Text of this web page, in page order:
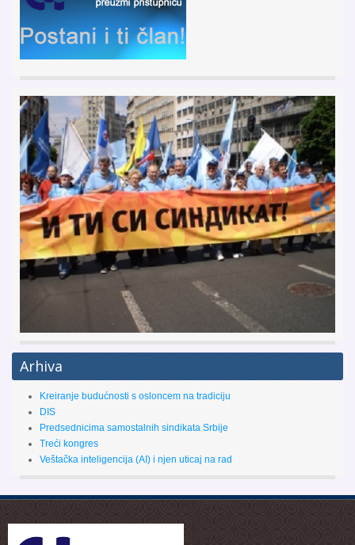
Arhiva
Kreiranje budućnosti s osloncem na tradiciju
DIS
Predsednicima samostalnih sindikata Srbije
Treći kongres
Veštačka inteligencija (AI) i njen uticaj na rad